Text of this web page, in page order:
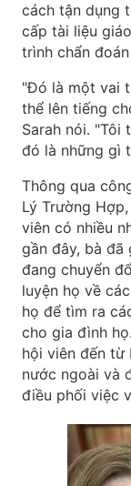
cách tận dụng
cấp tài liệu
trình chẩn
"Đó là một vai
thể lên tiếng
Sarah nói. "Tôi
đó là những gì
Thông qua
Lý Trường
viên có nhiều
gần đây, bà
đang chuyển
luyện họ về
họ để tìm ra
cho gia đình
hội viên đến từ
nước ngoài và
điều phối việc